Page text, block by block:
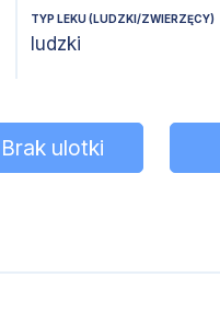
TYP LEKU (LUDZKI/ZWIERZĘCY)
ludzki
Brak ulotki